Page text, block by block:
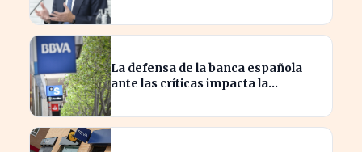
clientes?
La defensa de la banca española
ante las críticas impacta la
hipotecario